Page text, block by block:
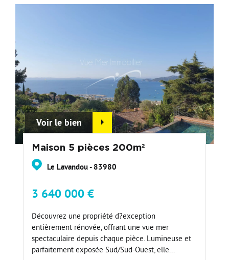
Voir le bien
Maison 5 pièces 200m²
Le Lavandou - 83980
3 640 000 €
Découvrez une propriété d?exception
entièrement rénovée, offrant une vue mer
spectaculaire depuis chaque pièce. Lumineuse et
parfaitement exposée Sud/Sud-Ouest, elle...